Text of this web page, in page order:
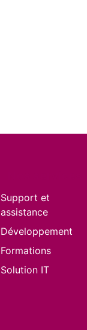
Support et
assistance
Développement
Formations
Solution IT